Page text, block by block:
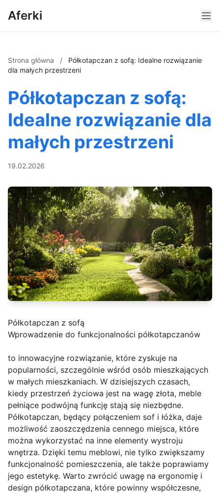
Aferki
Strona główna /
Półkotapczan z sofą: Idealne rozwiązanie
dla małych przestrzeni
Półkotapczan z sofą:
Idealne rozwiązanie dla
małych przestrzeni
19.02.2026
Półkotapczan z sofą
Wprowadzenie do funkcjonalności półkotapczanów
to innowacyjne rozwiązanie, które zyskuje na
popularności, szczególnie wśród osób mieszkających
w małych mieszkaniach. W dzisiejszych czasach,
kiedy przestrzeń życiowa jest na wagę złota, meble
pełniące podwójną funkcję stają się niezbędne.
Półkotapczan, będący połączeniem sof i łóżka, daje
możliwość zaoszczędzenia cennego miejsca, które
można wykorzystać na inne elementy wystroju
wnętrza. Dzięki temu meblowi, nie tylko zwiększamy
funkcjonalność pomieszczenia, ale także poprawiamy
jego estetykę. Warto zwrócić uwagę na ergonomię i
design półkotapczana, które powinny współczesne,